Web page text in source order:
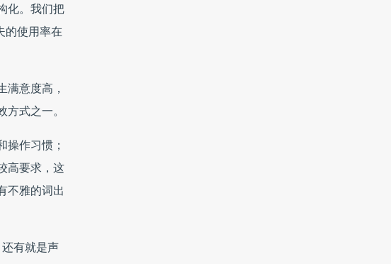
化。我们把
的使用率在
满意度高，
式之一。
操作习惯；
高要求，这
不雅的词出
有就是声